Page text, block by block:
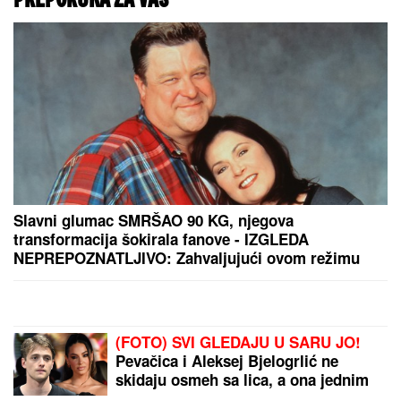
Minimalac je 2.771 evro
mesečno u novoj
obećanoj zemlji za ljude
sa Balkana! Evo gde je
Srbija na najnovijoj listi
zarada (VIDEO)
SUPERKOLONIJA MRAVA